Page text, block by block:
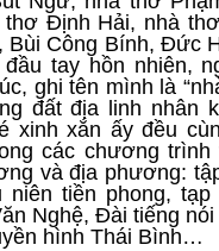
thơ Định Hải, nhà
Bùi Công Bính, Đức
tay hồn nhiên,
ghi tên mình là
đất địa linh nhân
xinh xắn ấy đều
các chương trình
và địa phương:
niên tiền phong,
Nghệ, Đài tiếng
hình Thái Bình…